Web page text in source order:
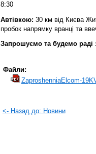
8:30
Автівкою: 30 км від Києва
пробок напрямку вранці та
Запрошуємо та будемо раді
Файли:
ZaproshenniaElcom-
<- Назад до: Новини